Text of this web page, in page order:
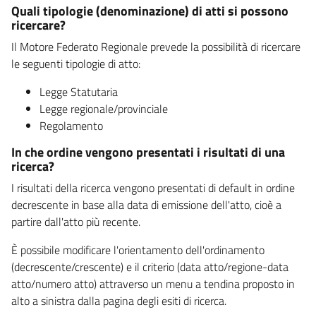
Quali tipologie (denominazione) di atti si possono
ricercare?
Il Motore Federato Regionale prevede la possibilità di ricercare
le seguenti tipologie di atto:
Legge Statutaria
Legge regionale/provinciale
Regolamento
In che ordine vengono presentati i risultati di una
ricerca?
I risultati della ricerca vengono presentati di default in ordine
decrescente in base alla data di emissione dell'atto, cioè a
partire dall'atto più recente.
È possibile modificare l'orientamento dell'ordinamento
(decrescente/crescente) e il criterio (data atto/regione-data
atto/numero atto) attraverso un menu a tendina proposto in
alto a sinistra dalla pagina degli esiti di ricerca.